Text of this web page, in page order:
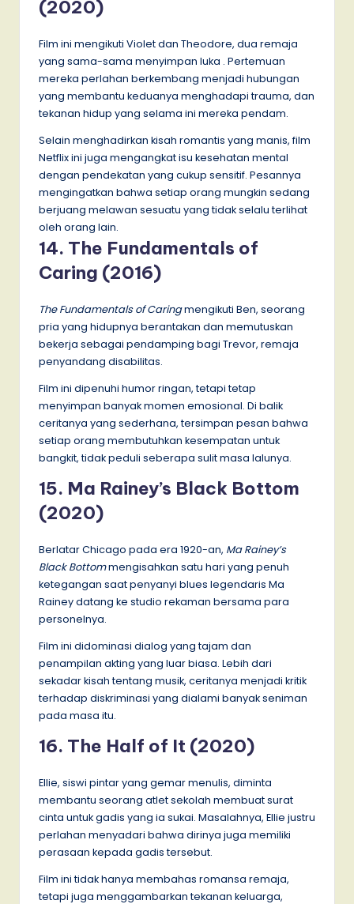
(2020)
Film ini mengikuti Violet dan Theodore, dua remaja
yang sama-sama menyimpan luka . Pertemuan
mereka perlahan berkembang menjadi hubungan
yang membantu keduanya menghadapi trauma, dan
tekanan hidup yang selama ini mereka pendam.
Selain menghadirkan kisah romantis yang manis, film
Netflix ini juga mengangkat isu kesehatan mental
dengan pendekatan yang cukup sensitif. Pesannya
mengingatkan bahwa setiap orang mungkin sedang
berjuang melawan sesuatu yang tidak selalu terlihat
oleh orang lain.
14. The Fundamentals of
Caring (2016)
The Fundamentals of Caringmengikuti Ben, seorang
pria yang hidupnya berantakan dan memutuskan
bekerja sebagai pendamping bagi Trevor, remaja
penyandang disabilitas.
Film ini dipenuhi humor ringan, tetapi tetap
menyimpan banyak momen emosional. Di balik
ceritanya yang sederhana, tersimpan pesan bahwa
setiap orang membutuhkan kesempatan untuk
bangkit, tidak peduli seberapa sulit masa lalunya.
15. Ma Rainey’s Black Bottom
(2020)
Berlatar Chicago pada era 1920-an, Ma Rainey’s
Black Bottommengisahkan satu hari yang penuh
ketegangan saat penyanyi blues legendaris Ma
Rainey datang ke studio rekaman bersama para
personelnya.
Film ini didominasi dialog yang tajam dan
penampilan akting yang luar biasa. Lebih dari
sekadar kisah tentang musik, ceritanya menjadi kritik
terhadap diskriminasi yang dialami banyak seniman
pada masa itu.
16. The Half of It (2020)
Ellie, siswi pintar yang gemar menulis, diminta
membantu seorang atlet sekolah membuat surat
cinta untuk gadis yang ia sukai. Masalahnya, Ellie justru
perlahan menyadari bahwa dirinya juga memiliki
perasaan kepada gadis tersebut.
Film ini tidak hanya membahas romansa remaja,
tetapi juga menggambarkan tekanan keluarga,